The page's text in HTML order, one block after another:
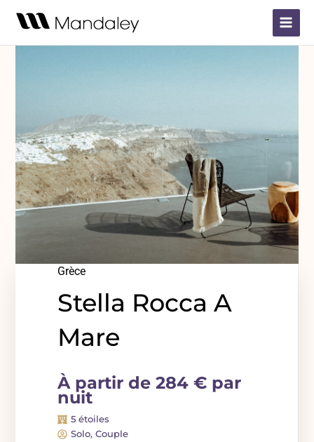
Main
Menu
Grèce
Stella Rocca A
Mare
À partir de 284 € par
nuit
5 étoiles
Solo, Couple